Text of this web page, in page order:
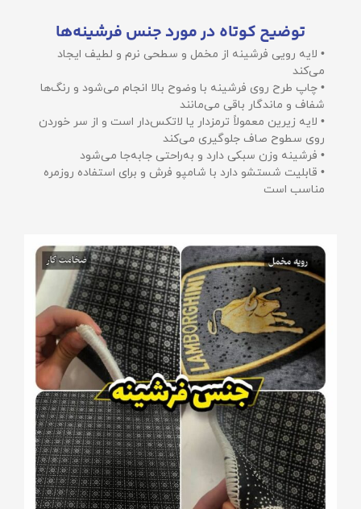
توضیح کوتاه در مورد جنس فرشینه‌ها
• لایه رویی فرشینه از مخمل و سطحی نرم و لطیف ایجاد
می‌کند
• چاپ طرح روی فرشینه با وضوح بالا انجام می‌شود و رنگ‌ها
شفاف و ماندگار باقی می‌مانند
• لایه زیرین معمولاً ترمزدار یا لاتکس‌دار است و از سر خوردن
روی سطوح صاف جلوگیری می‌کند
• فرشینه وزن سبکی دارد و به‌راحتی جابه‌جا می‌شود
• قابلیت شستشو دارد با شامپو فرش و برای استفاده روزمره
مناسب است